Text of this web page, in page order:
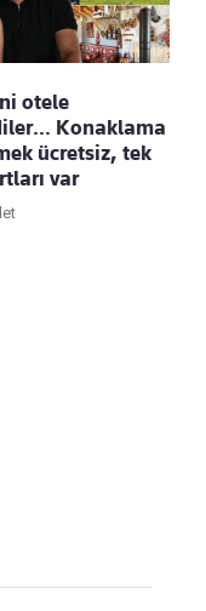
otele
Konaklama
ücretsiz, tek
var